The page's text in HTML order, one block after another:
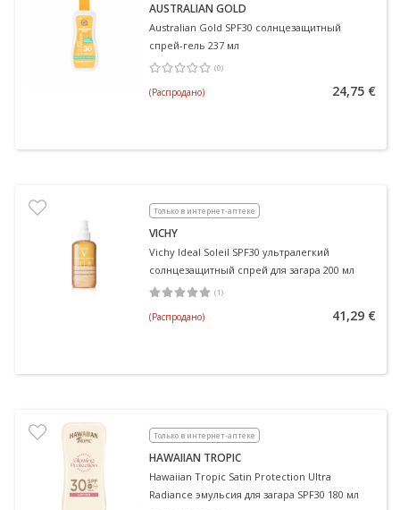
AUSTRALIAN GOLD
Australian Gold SPF30 солнцезащитный
спрей-гель 237 мл
(0)
Средняя оценка 0.00
(Распродано) 24,75 €
Только в интернет-аптеке
VICHY
Vichy Ideal Soleil SPF30 ультралегкий
солнцезащитный спрей для загара 200 мл
(1)
Средняя оценка 5.00
(Распродано) 41,29 €
Только в интернет-аптеке
HAWAIIAN TROPIC
Hawaiian Tropic Satin Protection Ultra
Radiance эмульсия для загара SPF30 180 мл